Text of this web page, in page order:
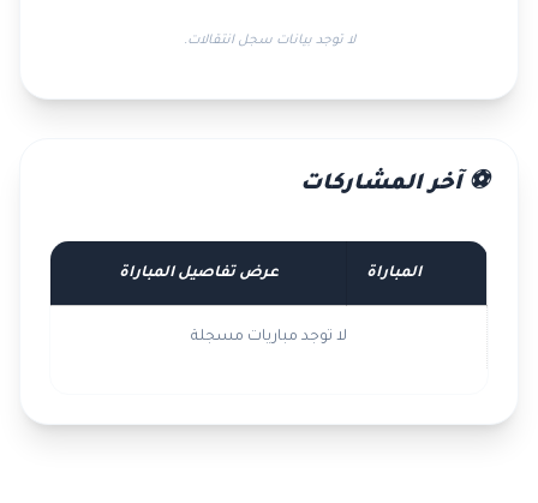
لا توجد بيانات سجل انتقالات.
⚽ آخر المشاركات
المباراة عرض تفاصيل المباراة
لا توجد مباريات مسجلة